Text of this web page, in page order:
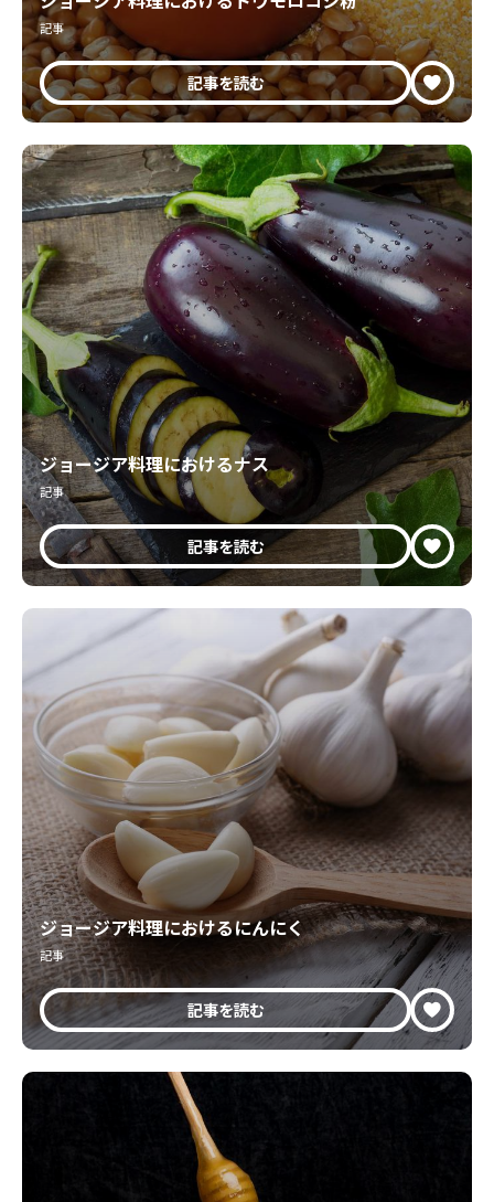
記事
記事を読む
ジョージア料理におけるナス
記事
記事を読む
ジョージア料理におけるにんにく
記事
記事を読む